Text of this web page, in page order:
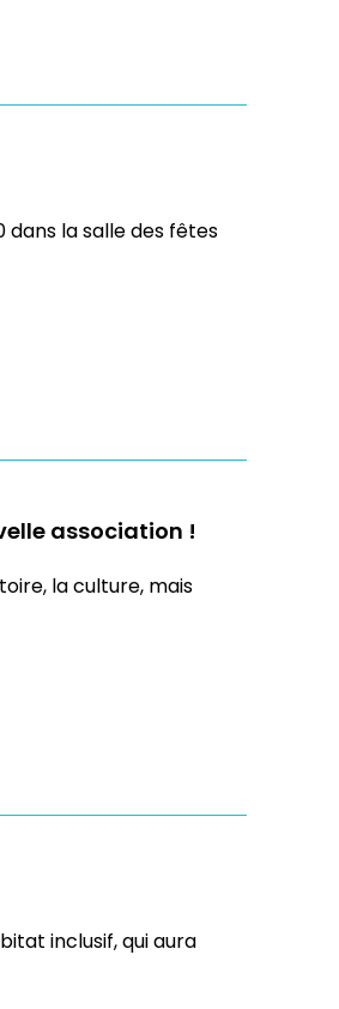
dans la salle des fêtes
association !
la culture, mais
inclusif, qui aura